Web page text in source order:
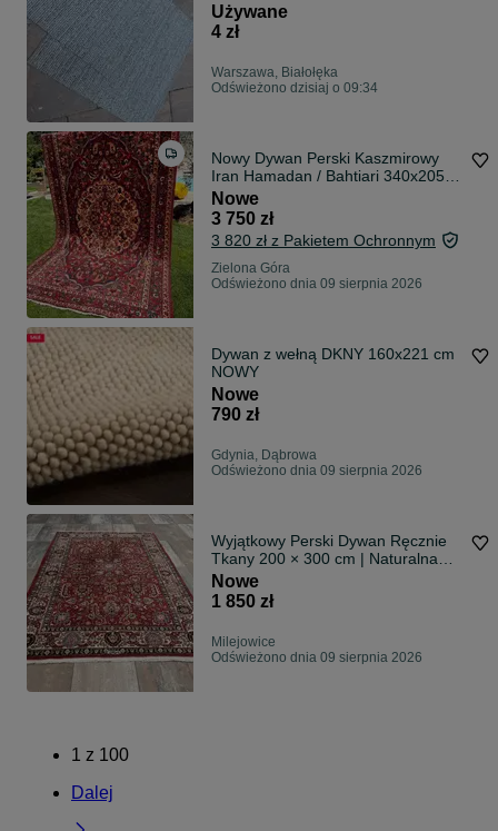
Używane
4 zł
Warszawa, Białołęka
Odświeżono dzisiaj o 09:34
Nowy Dywan Perski Kaszmirowy
Iran Hamadan / Bahtiari 340x205
NAJTANIEJ W PL
Nowe
3 750 zł
3 820 zł z Pakietem Ochronnym
Zielona Góra
Odświeżono dnia 09 sierpnia 2026
Dywan z wełną DKNY 160x221 cm
NOWY
Nowe
790 zł
Gdynia, Dąbrowa
Odświeżono dnia 09 sierpnia 2026
Wyjątkowy Perski Dywan Ręcznie
Tkany 200 × 300 cm | Naturalna
Wełna | Ponadczasowa Elegancja
Nowe
1 850 zł
Milejowice
Odświeżono dnia 09 sierpnia 2026
1 z 100
Dalej